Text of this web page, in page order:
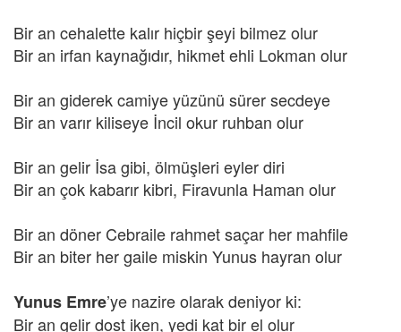
Bir an cehalette kalır hiçbir şeyi bilmez olur
Bir an irfan kaynağıdır, hikmet ehli Lokman olur
Bir an giderek camiye yüzünü sürer secdeye
Bir an varır kiliseye İncil okur ruhban olur
Bir an gelir İsa gibi, ölmüşleri eyler diri
Bir an çok kabarır kibri, Firavunla Haman olur
Bir an döner Cebraile rahmet saçar her mahfile
Bir an biter her gaile miskin Yunus hayran olur
Yunus Emre’ye nazire olarak deniyor ki:
Bir an gelir dost iken, yedi kat bir el olur